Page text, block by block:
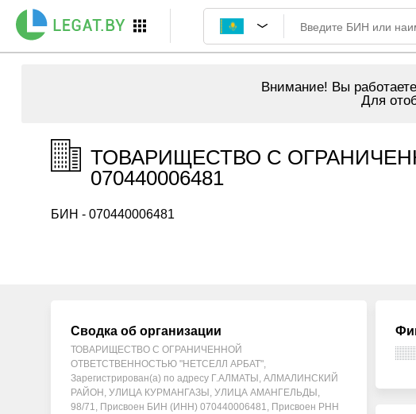
Внимание! Вы
Для
ТОВАРИЩЕСТВО С
070440006481
БИН - 070440006481
Сводка об организации
ТОВАРИЩЕСТВО С ОГРАНИЧЕННОЙ
ОТВЕТСТВЕННОСТЬЮ "НЕТСЕЛЛ АРБАТ",
Зарегистрирован(а) по адресу Г.АЛМАТЫ, АЛМАЛИНСКИЙ
РАЙОН, УЛИЦА КУРМАНГАЗЫ, УЛИЦА АМАНГЕЛЬДЫ,
98/71, Присвоен БИН (ИНН) 070440006481, Присвоен РНН